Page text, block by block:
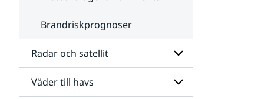
Brandriskprognoser
Radar och satellit
Undersidor
för
Väder till havs